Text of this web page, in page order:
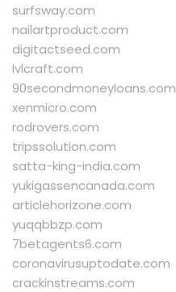
surfsway.com
nailartproduct.com
digitactseed.com
lvlcraft.com
90secondmoneyloans.com
xenmicro.com
rodrovers.com
tripssolution.com
satta-king-india.com
yukigassencanada.com
articlehorizone.com
yuqqbbzp.com
7betagents6.com
coronavirusuptodate.com
crackinstreams.com